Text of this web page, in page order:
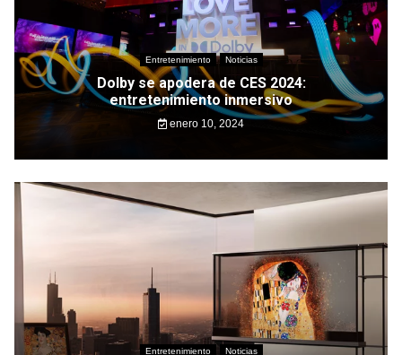
Entretenimiento Noticias
Dolby se apodera de CES 2024:
entretenimiento inmersivo
enero 10, 2024
Entretenimiento Noticias